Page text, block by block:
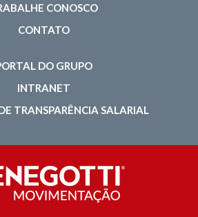
CONOSCO
CONTATO
DO GRUPO
INTRANET
TRANSPARÊNCIA SALARIAL